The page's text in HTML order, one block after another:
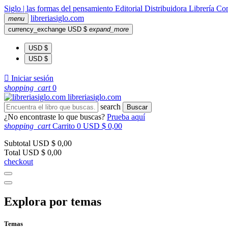
Siglo | las formas del pensamiento Editorial Distribuidora Librería
menu libreriasiglo.com
currency_exchange USD $ expand_more
USD $
USD $
 Iniciar sesión
shopping_cart 0
libreriasiglo.com
search
Buscar
¿No encontraste lo que buscas? Prueba aquí
shopping_cart Carrito 0 USD $ 0,00
Subtotal USD $ 0,00
Total USD $ 0,00
checkout
Explora por temas
Temas